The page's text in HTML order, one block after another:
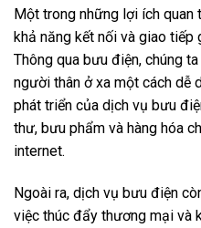
Một trong những lợi ích
khả năng kết nối và giao tiếp
Thông qua bưu điện, chúng
người thân ở xa một cách dễ
phát triển của dịch vụ bưu
thư, bưu phẩm và hàng hóa
internet.
Ngoài ra, dịch vụ bưu điện
việc thúc đẩy thương mại và